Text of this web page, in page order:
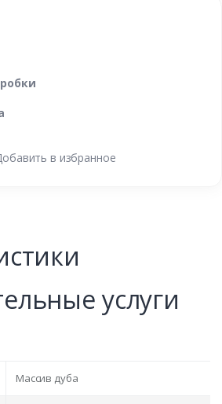
в избранное
услуги
Массив дуба